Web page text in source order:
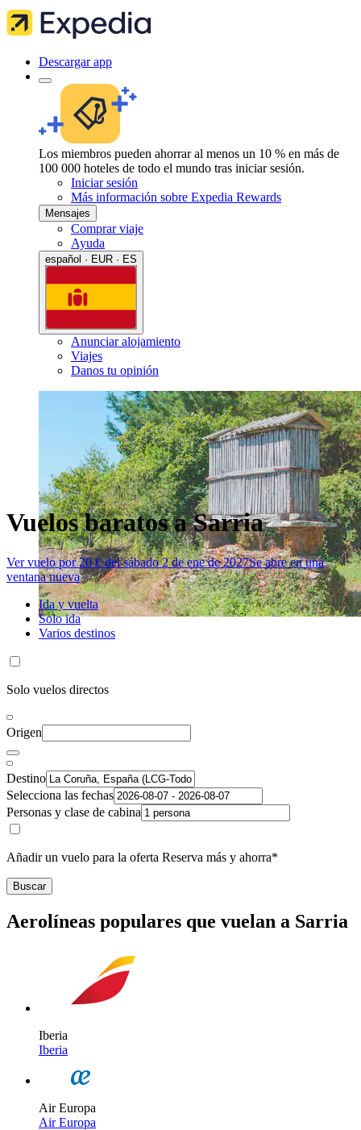
Descargar app
Los miembros pueden ahorrar al menos un 10 % en más de
100 000 hoteles de todo el mundo tras iniciar sesión.
Iniciar sesión
Más información sobre Expedia Rewards
Mensajes
Comprar viaje
Ayuda
español · EUR · ES
Anunciar alojamiento
Viajes
Danos tu opinión
Vuelos baratos a Sarria
Ver vuelo por 20 € del sábado 2 de ene de 2027Se abre en una
ventana nueva
Ida y vuelta
Solo ida
Varios destinos
Solo vuelos directos
Origen
Destino
Selecciona las fechas
Personas y clase de cabina
Añadir un vuelo para la oferta Reserva más y ahorra*
Buscar
Aerolíneas populares que vuelan a Sarria
Iberia
Iberia
Air Europa
Air Europa